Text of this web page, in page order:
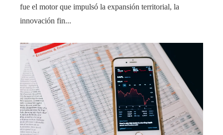
fue el motor que impulsó la expansión territorial, la
innovación fin...